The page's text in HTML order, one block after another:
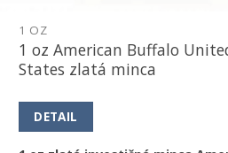
1 OZ
1 oz American Buffalo
States zlatá minca
DETAIL